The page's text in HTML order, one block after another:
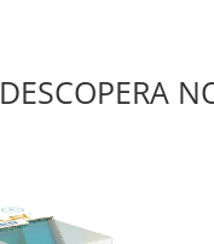
DESCOPERA